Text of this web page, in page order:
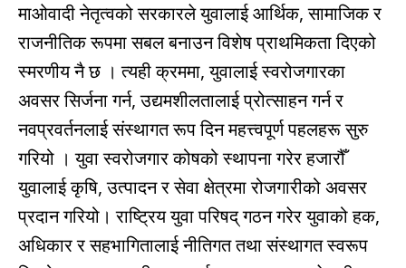
माओवादी नेतृत्वको सरकारले युवालाई आर्थिक, सामाजिक र
राजनीतिक रूपमा सबल बनाउन विशेष प्राथमिकता दिएको
स्मरणीय नै छ । त्यही क्रममा, युवालाई स्वरोजगारका
अवसर सिर्जना गर्न, उद्यमशीलतालाई प्रोत्साहन गर्न र
नवप्रवर्तनलाई संस्थागत रूप दिन महत्त्वपूर्ण पहलहरू सुरु
गरियो । युवा स्वरोजगार कोषको स्थापना गरेर हजारौँ
युवालाई कृषि, उत्पादन र सेवा क्षेत्रमा रोजगारीको अवसर
प्रदान गरियो। राष्ट्रिय युवा परिषद् गठन गरेर युवाको हक,
अधिकार र सहभागितालाई नीतिगत तथा संस्थागत स्वरूप